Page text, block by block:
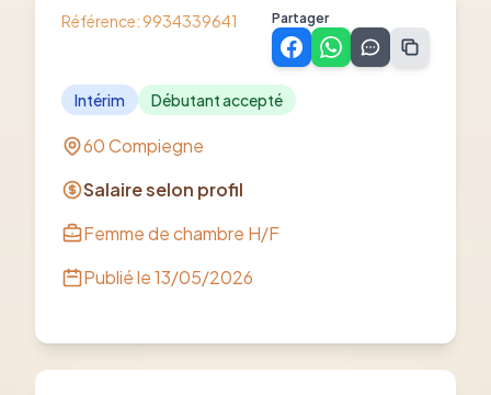
Référence: 9934339641 Partager
Intérim Débutant accepté
60 Compiegne
Salaire selon profil
Femme de chambre H/F
Publié le13/05/2026